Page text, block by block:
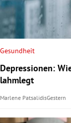
Gesundheit
Depressionen:
lahmlegt
Marlene PatsalidisGestern